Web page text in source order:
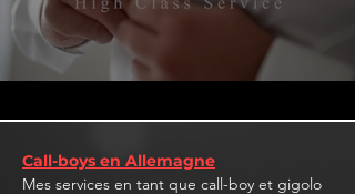
Call-boys en Allemagne
Mes services en tant que call-boy et gigolo